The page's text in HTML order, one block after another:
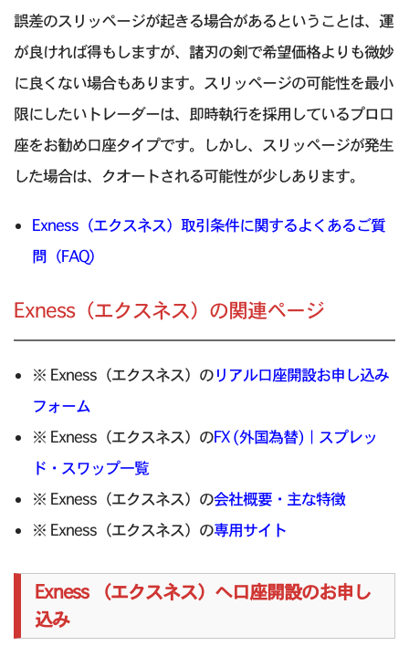
誤差のスリッページが起きる場合があるということは、運
が良ければ得もしますが、諸刃の剣で希望価格よりも微妙
に良くない場合もあります。スリッページの可能性を最小
限にしたいトレーダーは、即時執行を採用しているプロ口
座をお勧め口座タイプです。しかし、スリッページが発生
した場合は、クオートされる可能性が少しあります。
Exness（エクスネス）取引条件に関するよくあるご質
問（FAQ）
Exness（エクスネス）の関連ページ
※ Exness（エクスネス）のリアル口座開設お申し込み
フォーム
※ Exness（エクスネス）のFX (外国為替)｜スプレッ
ド・スワップ一覧
※ Exness（エクスネス）の会社概要・主な特徴
※ Exness（エクスネス）の専用サイト
Exness （エクスネス）へ口座開設のお申し
込み